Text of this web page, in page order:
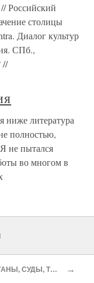
Российский
столицы
Диалог культур
СПб.,
//
ниже литература
полностью,
не пытался
во многом в
КАРАТЕЛЬНЫЕ ОРГАНЫ, СУДЫ, ТЮРЬМЫ, ЛАГЕРЯ И Т.Д →